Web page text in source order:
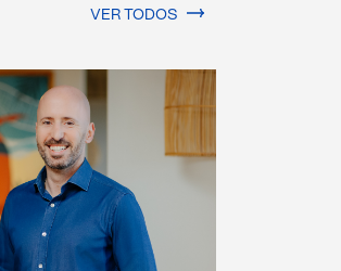
VER TODOS